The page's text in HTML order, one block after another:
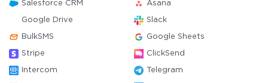
Salesforce CRM Asana
Google Drive Slack
BulkSMS Google Sheets
Stripe ClickSend
Intercom Telegram